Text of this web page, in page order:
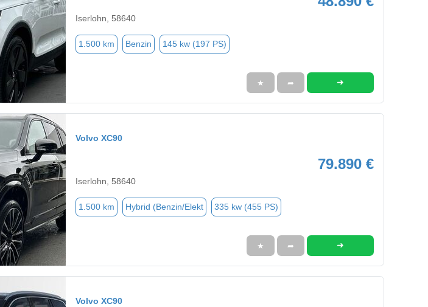
Iserlohn, 58640
1.500 km Benzin 145 kw (197 PS)
★ ➦ ➜
Volvo XC90
79.890 €
Iserlohn, 58640
1.500 km Hybrid (Benzin/Elekt 335 kw (455 PS)
★ ➦ ➜
Volvo XC90